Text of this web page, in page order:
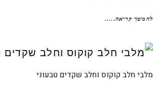
קריאה.....
חלב קוקוס וחלב שקדים טבעוני